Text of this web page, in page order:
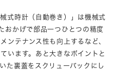
式時計（自動巻き）」は機械式
おかげで部品一つひとつの精度
ンテナンス性も向上するなど、
います。あと大きなポイントと
た裏蓋をスクリューバックにし